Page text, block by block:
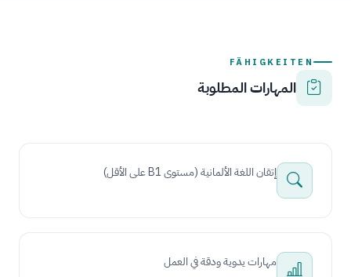
FÄHIGKEITEN
المهارات المطلوبة
إتقان اللغة الألمانية (مستوى B1 على الأقل)
مهارات يدوية ودقة في العمل